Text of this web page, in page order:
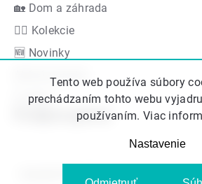
Tento web používa súbory
prechádzaním tohto webu
používaním. Viac
Nastavenie
🏡 Dom a záhrada
👍🏻 Kolekcie
🆕 Novinky
Akčná ponuka
Značky
Podporujeme